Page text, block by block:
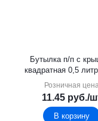
Бутылка п/п с
квадратная 0,5
Розничная
11.45руб./
В корзину